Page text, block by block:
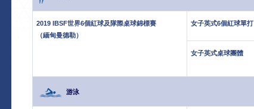
2019 IBSF世界6個紅球及隊際桌球錦標賽
（緬甸曼德勒）
女子英式6個紅球單打
女子英式桌球團體
游泳